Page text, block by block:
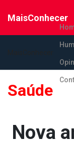
MaisConhecer
Saúde
Nova